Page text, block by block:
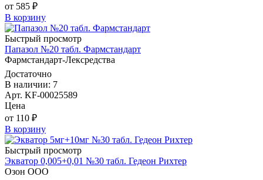
от 585 ₽
В корзину
Быстрый просмотр
Папазол №20 табл. Фармстандарт
Фармстандарт-Лексредства
Достаточно
В наличии: 7
Арт. KF-00025589
Цена
от 110 ₽
В корзину
Быстрый просмотр
Экватор 0,005+0,01 №30 табл. Гедеон Рихтер
Озон ООО